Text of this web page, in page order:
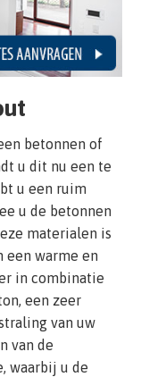
betonnen of
u dit nu een te
u een ruim
u de betonnen
materialen is
een warme en
in combinatie
een zeer
van uw
van de
waarbij u de